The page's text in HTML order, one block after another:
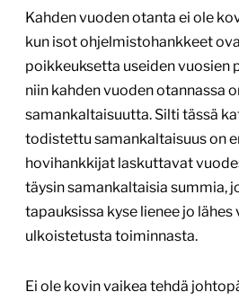
Kahden vuoden otanta ei ole
kun isot ohjelmistohankkeet
poikkeuksetta useiden vuosien
niin kahden vuoden otannassa
samankaltaisuutta. Silti tässä
todistettu samankaltaisuus on
hovihankkijat laskuttavat
täysin samankaltaisia summia,
tapauksissa kyse lienee jo
ulkoistetusta toiminnasta.
Ei ole kovin vaikea tehdä